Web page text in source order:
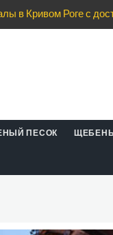
в Кривом Роге с
ПЕСОК